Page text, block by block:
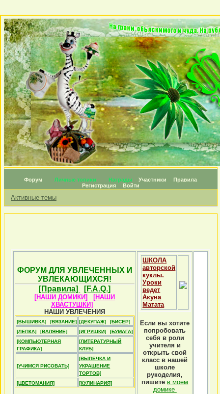
Форум Личные топики Награды Участники
Правила
Регистрация
Войти
Активные темы
ФОРУМ ДЛЯ УВЛЕЧЕННЫХ И
УВЛЕКАЮЩИХСЯ!
[Правила]
[F.A.Q.]
[НАШИ ДОМИКИ]
[НАШИ
ХВАСТУШКИ]
НАШИ УВЛЕЧЕНИЯ
[ВЫШИВКА] [ВЯЗАНИЕ] [ДЕКУПАЖ]
[БИСЕР]
[ЛЕПКА]
[ВАЛЯНИЕ] [ИГРУШКИ]
[БУМАГА]
[КОМПЬЮТЕРНАЯ
ГРАФИКА]
[ЛИТЕРАТУРНЫЙ
КЛУБ]
[УЧИМСЯ РИСОВАТЬ]
[ВЫПЕЧКА И
УКРАШЕНИЕ
ТОРТОВ]
[ЦВЕТОМАНИЯ]
[КУЛИНАРИЯ]
ШКОЛА
авторской
куклы.
Уроки
ведет
Акуна
Матата
Если вы хотите
попробовать
себя в роли
учителя и
открыть свой
класс в нашей
школе
рукоделия,
пишите в моем
домике